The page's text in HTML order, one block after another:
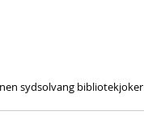
sydsolvang bibliotekjoker